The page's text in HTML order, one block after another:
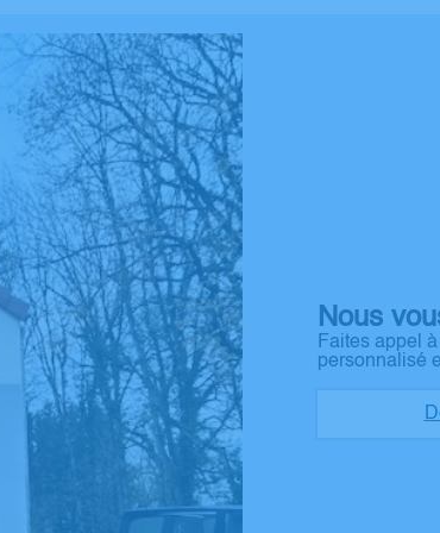
Nous
Faites appel
personnalisé